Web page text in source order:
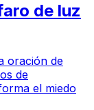
de luz
oración de
de
el miedo